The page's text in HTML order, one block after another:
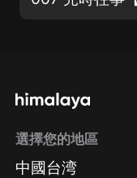
選擇您的地區
中國台湾